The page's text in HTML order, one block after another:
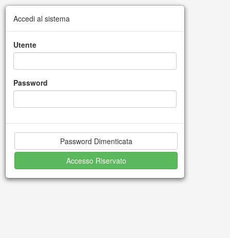
Accedi al sistema
Utente
Password
Password Dimenticata
Accesso Riservato